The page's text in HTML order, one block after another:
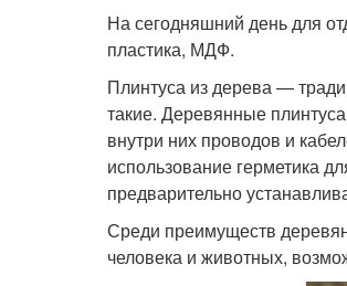
На сегодняшний день для
пластика, МДФ.
Плинтуса из дерева —
такие. Деревянные
внутри них проводов и
использование герметика
предварительно
Среди преимуществ
человека и животных,